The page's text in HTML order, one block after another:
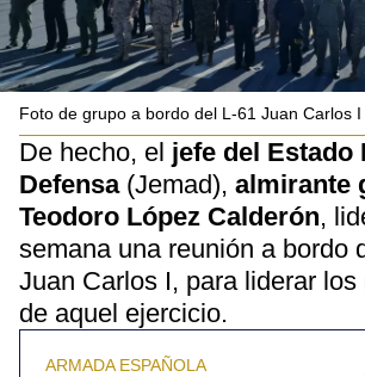
Foto de grupo a bordo del L-61 Juan Carlos I
De hecho, el jefe del Estado
Defensa(Jemad), almirante
Teodoro López Calderón,
semana una reunión a bordo
Juan Carlos I, para liderar los
de aquel ejercicio.
ARMADA ESPAÑOLA